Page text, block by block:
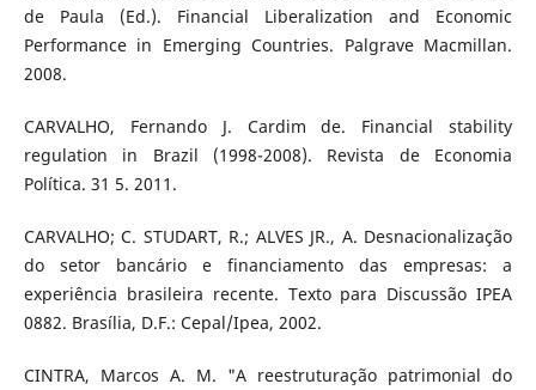
de Paula (Ed.). Financial Liberalization and Economic
Performance in Emerging Countries. Palgrave Macmillan.
2008.
CARVALHO, Fernando J. Cardim de. Financial stability
regulation in Brazil (1998-2008). Revista de Economia
Política. 31 5. 2011.
CARVALHO; C. STUDART, R.; ALVES JR., A. Desnacionalização
do setor bancário e financiamento das empresas: a
experiência brasileira recente. Texto para Discussão IPEA
0882. Brasília, D.F.: Cepal/Ipea, 2002.
CINTRA, Marcos A. M. "A reestruturação patrimonial do